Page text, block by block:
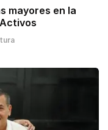
mayores en la